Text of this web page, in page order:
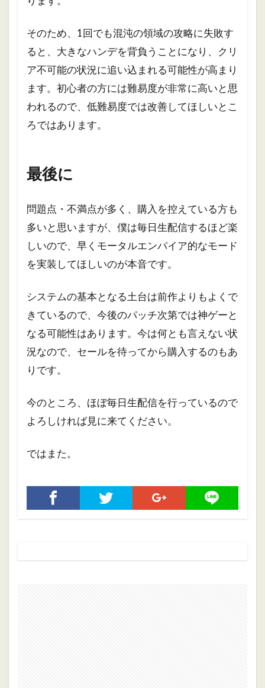
そのため、1回でも混沌の領域の攻略に失敗す
ると、大きなハンデを背負うことになり、クリ
ア不可能の状況に追い込まれる可能性が高まり
ます。初心者の方には難易度が非常に高いと思
われるので、低難易度では改善してほしいとこ
ろではあります。
最後に
問題点・不満点が多く、購入を控えている方も
多いと思いますが、僕は毎日生配信するほど楽
しいので、早くモータルエンパイア的なモード
を実装してほしいのが本音です。
システムの基本となる土台は前作よりもよくで
きているので、今後のパッチ次第では神ゲーと
なる可能性はあります。今は何とも言えない状
況なので、セールを待ってから購入するのもあ
りです。
今のところ、ほぼ毎日生配信を行っているので
よろしければ見に来てください。
ではまた。